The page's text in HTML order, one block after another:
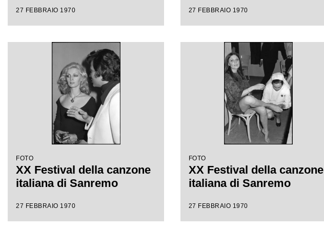
27 FEBBRAIO 1970 27 FEBBRAIO 1970
FOTO
XX Festival della canzone
italiana di Sanremo
27 FEBBRAIO 1970
FOTO
XX Festival della canzone
italiana di Sanremo
27 FEBBRAIO 1970